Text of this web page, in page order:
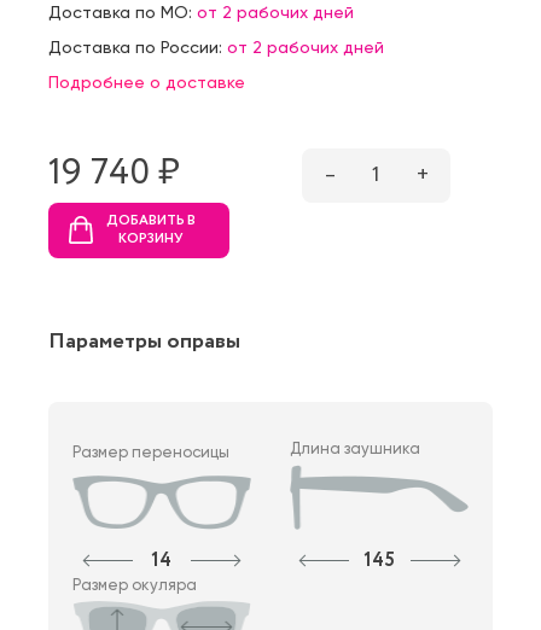
Доставка по МО: от 2 рабочих дней
Доставка по России: от 2 рабочих дней
Подробнее о доставке
19 740 ₷ – 1 +
ДОБАВИТЬ В
КОРЗИНУ
Параметры оправы
Размер переносицы
14
Длина заушника
145
Размер окуляра